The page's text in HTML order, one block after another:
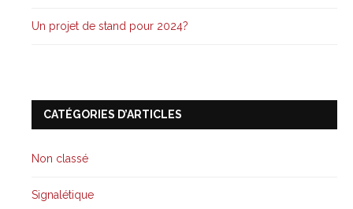
Un projet de stand pour 2024?
CATÉGORIES D’ARTICLES
Non classé
Signalétique